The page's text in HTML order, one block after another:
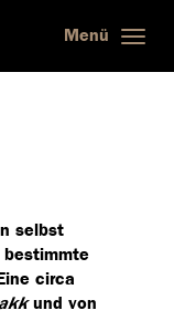
Menü
selbst
bestimmte
circa
und von